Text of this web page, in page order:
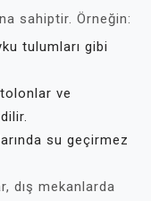
sahiptir. Örneğin:
tulumları gibi
ve
su geçirmez
dış mekanlarda